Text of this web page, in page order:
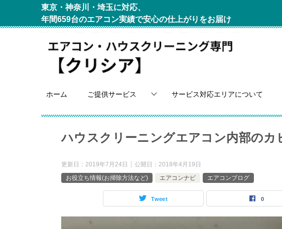
東京・神奈川・埼玉に対応、
年間659台のエアコン実績で安心の仕上がりをお届け
ホーム ご提供サービス サービス対応エリアについて
ハウスクリーニングエアコン内部のカ
更新日： 2019年7月24日 公開日： 2018年4月19日
お役立ち情報(お掃除方法など)
エアコンナビ エアコンブログ
Tweet 0